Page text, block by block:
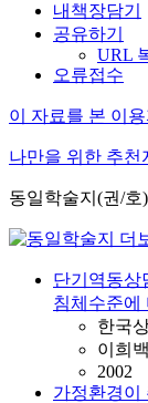
내책장담기
공유하기
URL
오류접수
이 자료를 본 이
나만을 위한 추천
동일학술지(권/호
단기역동상
침체수준에
한국
이희백
2002
가정환경이